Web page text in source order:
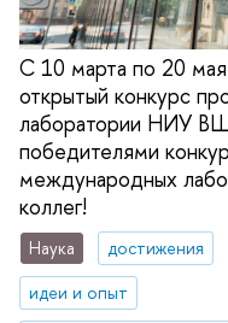
С 10 марта по 20
открытый конкурс
лаборатории НИУ
победителями
международных
коллег!
Наука
достижения
идеи и опыт